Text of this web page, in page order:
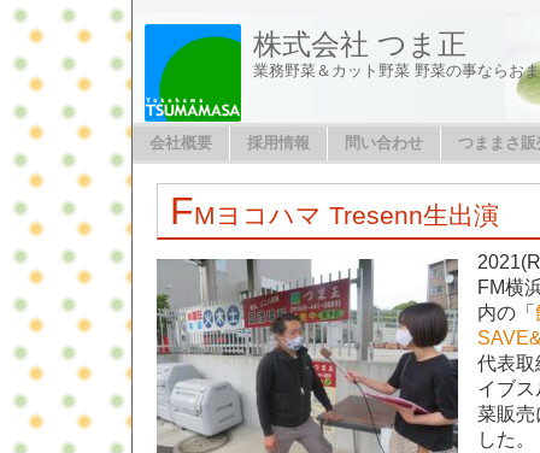
株式会社 つま正
業務野菜＆カット野菜 野菜の事ならお
会社概要 採用情報 問い合わせ つままさ
FMヨコハマ Tresenn生出演
FM横
内の「
代表取
イブ
菜販売
した。